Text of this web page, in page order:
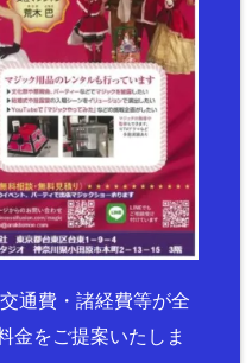
通費・諸経費等が全
金をご提案いたしま